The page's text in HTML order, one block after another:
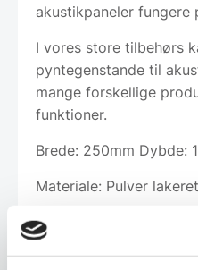
akustikpaneler fungere
I vores store tilbehørs
pyntegenstande til
mange forskellige
funktioner.
Brede: 250mm Dybde:
Materiale: Pulver